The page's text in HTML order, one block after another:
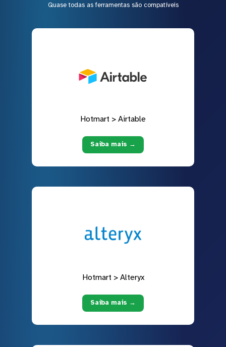
Quase todas as ferramentas são compatíveis
Hotmart > Airtable
Saiba mais →
Hotmart > Alteryx
Saiba mais →